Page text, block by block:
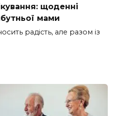
щоденні
мами
радість, але разом із